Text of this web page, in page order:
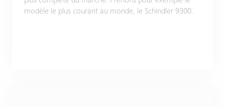
modèle le plus courant au monde, le Schindler 9300.